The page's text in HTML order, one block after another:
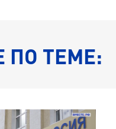
ПО ТЕМЕ: